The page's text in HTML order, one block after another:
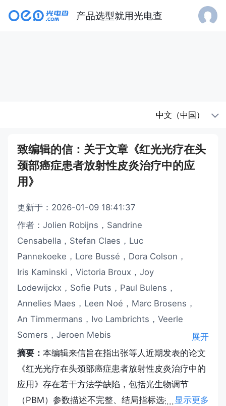
产品选型就用光电查
中文（中国）
致编辑的信：关于文章《红光光疗在头
颈部癌症患者放射性皮炎治疗中的应
用》
更新于：2026-01-09 18:41:37
作者：Jolien Robijns，Sandrine
Censabella，Stefan Claes，Luc
Pannekoeke，Lore Bussé，Dora Colson，
Iris Kaminski，Victoria Broux，Joy
Lodewijckx，Sofie Puts，Paul Bulens，
Annelies Maes，Leen Noé，Marc Brosens，
An Timmermans，Ivo Lambrichts，Veerle
Somers，Jeroen Mebis
展开
摘要：本编辑来信旨在指出张等人近期发表的论文
《红光光疗在头颈部癌症患者放射性皮炎治疗中的
应用》存在若干方法学缺陷，包括光生物调节
（PBM）参数描述不完整、结局指标选择欠妥及部
显示更多